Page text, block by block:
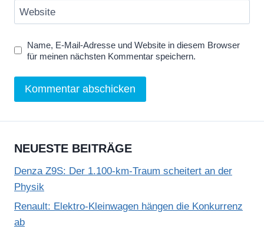
z
i
Website
Name, E-Mail-Adresse und Website in diesem Browser
für meinen nächsten Kommentar speichern.
NEUESTE BEITRÄGE
Denza Z9S: Der 1.100-km-Traum scheitert an der
Physik
Renault: Elektro-Kleinwagen hängen die Konkurrenz
ab